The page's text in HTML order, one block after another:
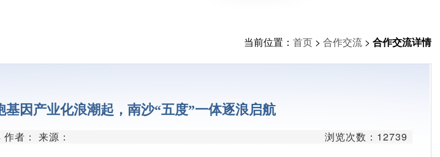
代谢组学平台
分子与细胞影像平台
当前位置： 首页 > 合作交流 > 合作交流详情
基因产业化浪潮起，南沙“五度”一体逐浪启航
者： 来源： 浏览次数：12739